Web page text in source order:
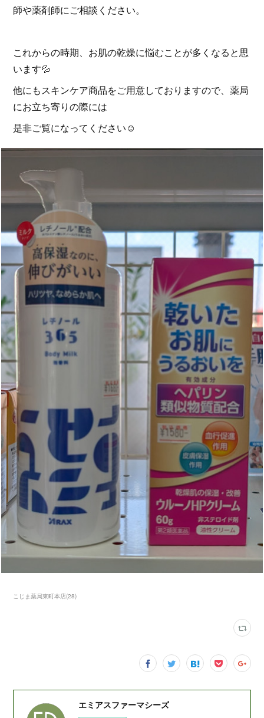
師や薬剤師にご相談ください。
これからの時期、お肌の乾燥に悩むことが多くなると思
います💦
他にもスキンケア商品をご用意しておりますので、薬局
にお立ち寄りの際には
是非ご覧になってください☺️
こじま薬局東町本店(28)
エミアスファーマシーズ